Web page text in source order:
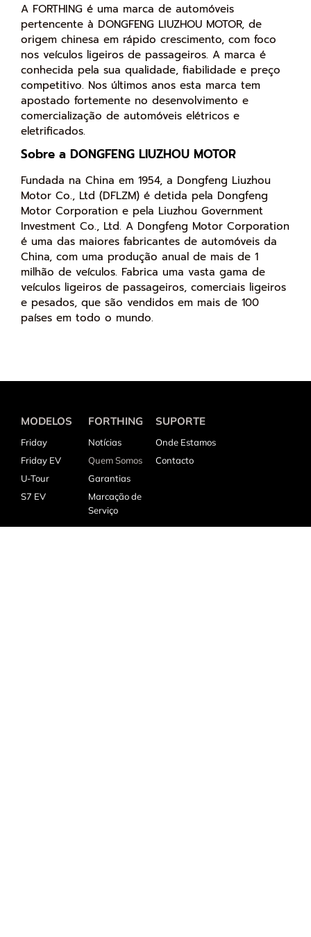
A FORTHING é uma marca de automóveis
pertencente à DONGFENG LIUZHOU MOTOR, de
origem chinesa em rápido crescimento, com foco
nos veículos ligeiros de passageiros. A marca é
conhecida pela sua qualidade, fiabilidade e preço
competitivo. Nos últimos anos esta marca tem
apostado fortemente no desenvolvimento e
comercialização de automóveis elétricos e
eletrificados.
Sobre a DONGFENG LIUZHOU MOTOR
Fundada na China em 1954, a Dongfeng Liuzhou
Motor Co., Ltd (DFLZM) é detida pela Dongfeng
Motor Corporation e pela Liuzhou Government
Investment Co., Ltd. A Dongfeng Motor Corporation
é uma das maiores fabricantes de automóveis da
China, com uma produção anual de mais de 1
milhão de veículos. Fabrica uma vasta gama de
veículos ligeiros de passageiros, comerciais ligeiros
e pesados, que são vendidos em mais de 100
países em todo o mundo.
MODELOS
Friday
Friday EV
U-Tour
S7 EV
FORTHING
Notícias
Quem Somos
Garantias
Marcação de
Serviço
SUPORTE
Onde Estamos
Contacto